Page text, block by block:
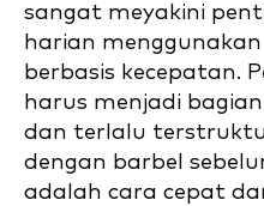
sangat meyakini
harian
berbasis kecepatan.
harus menjadi
dan terlalu
dengan barbel
adalah cara cepat